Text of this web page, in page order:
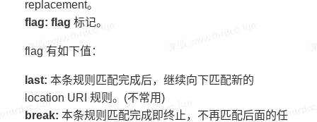
replacement。
flag: flag 标记。
flag 有如下值：
last: 本条规则匹配完成后，继续向下匹配新的
location URI 规则。(不常用)
break: 本条规则匹配完成即终止，不再匹配后面的任